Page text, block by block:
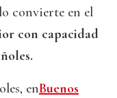
convierte en el
con capacidad
enBuenos